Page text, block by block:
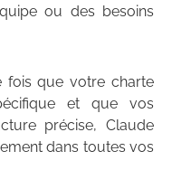
ou des besoins
fois que votre charte
et que vos
précise, Claude
dans toutes vos